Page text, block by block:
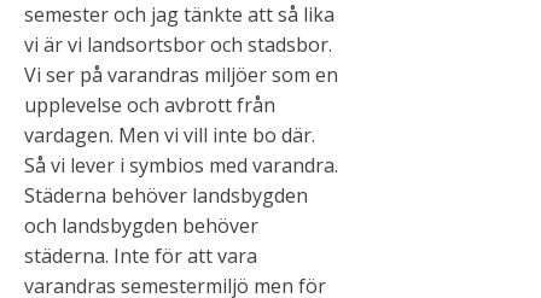
semester och jag tänkte att så lika
vi är vi landsortsbor och stadsbor.
Vi ser på varandras miljöer som en
upplevelse och avbrott från
vardagen. Men vi vill inte bo där.
Så vi lever i symbios med varandra.
Städerna behöver landsbygden
och landsbygden behöver
städerna. Inte för att vara
varandras semestermiljö men för